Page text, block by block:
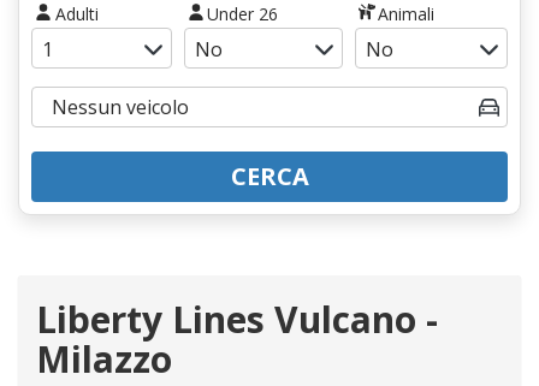
Adulti Under 26 Animali
CERCA
Liberty Lines Vulcano -
Milazzo